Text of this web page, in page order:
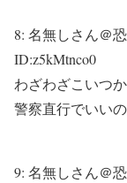
8: 名無しさん＠
ID:z5kMtnco0
わざわざこいつ
警察直行でいい
9: 名無しさん＠